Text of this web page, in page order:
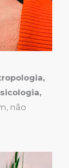
não